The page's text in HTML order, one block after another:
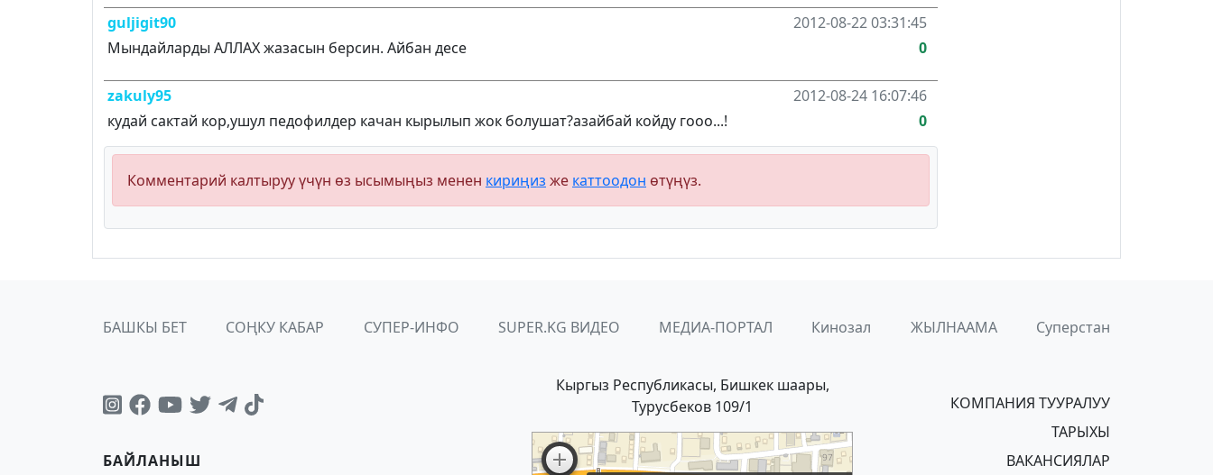
guljigit90
2012-08-22 03:31:45
Мындайларды АЛЛАХ жазасын берсин. Айбан десе
0
zakuly95
2012-08-24 16:07:46
кудай сактай кор,ушул педофилдер качан кырылып жок болушат?азайбай койду гооо...!
0
Комментарий калтыруу үчүн өз ысымыңыз менен кириңиз же каттоодон өтүңүз.
БАШКЫ БЕТ СОҢКУ КАБАР СУПЕР-ИНФО SUPER.KG ВИДЕО МЕДИА-ПОРТАЛ Кинозал ЖЫЛНААМА Суперстан
БАЙЛАНЫШ
Кыргыз Республикасы, Бишкек шаары,
Турусбеков 109/1
КОМПАНИЯ ТУУРАЛУУ
ТАРЫХЫ
ВАКАНСИЯЛАР